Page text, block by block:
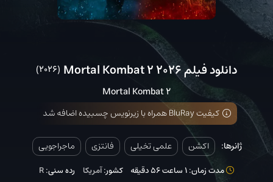
دانلود فیلم Mortal Kombat 2 2026 (2026)
Mortal Kombat 2
کیفیت BluRay همراه با زیرنویس چسبیده اضافه شد
ژانرها: اکشن علمی تخیلی فانتزی ماجراجویی
مدت زمان: 1 ساعت 56 دقیقه کشور:آمریکا رده سنی:R